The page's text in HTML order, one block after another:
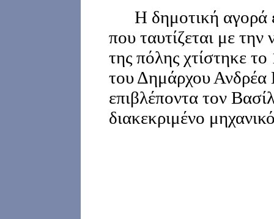
Η δημοτική αγορά
που ταυτίζεται με την
της πόλης χτίστηκε το
του Δημάρχου
επιβλέποντα τον
διακεκριμένο